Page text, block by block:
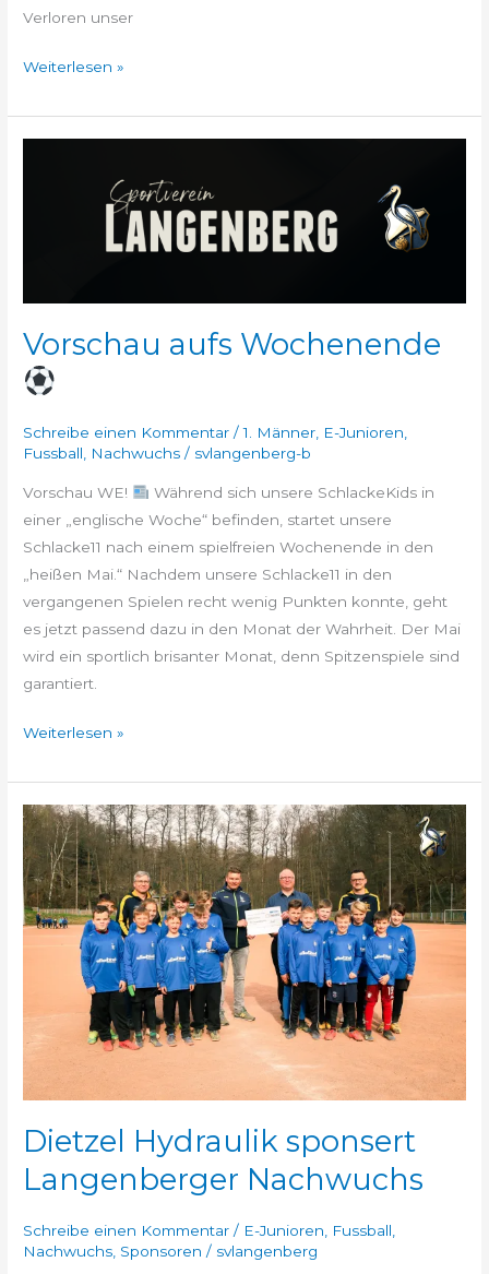
Verloren unser
Weiterlesen »
Vorschau aufs Wochenende
Schreibe einen Kommentar /1. Männer E-Junioren
Fussball
Nachwuchs / svlangenberg-b
Vorschau WE!
Während sich unsere SchlackeKids in
einer „englische Woche“ befinden, startet unsere
Schlacke11 nach einem spielfreien Wochenende in den
„heißen Mai.“ Nachdem unsere Schlacke11 in den
vergangenen Spielen recht wenig Punkten konnte, geht
es jetzt passend dazu in den Monat der Wahrheit. Der Mai
wird ein sportlich brisanter Monat, denn Spitzenspiele sind
garantiert.
Wochenende
Weiterlesen »
Dietzel Hydraulik sponsert
Langenberger Nachwuchs
Schreibe einen Kommentar / E-Junioren Fussball
Nachwuchs Sponsoren / svlangenberg
Dietzel
Hydraulik
sponsert
Langenberger
Nachwuchs